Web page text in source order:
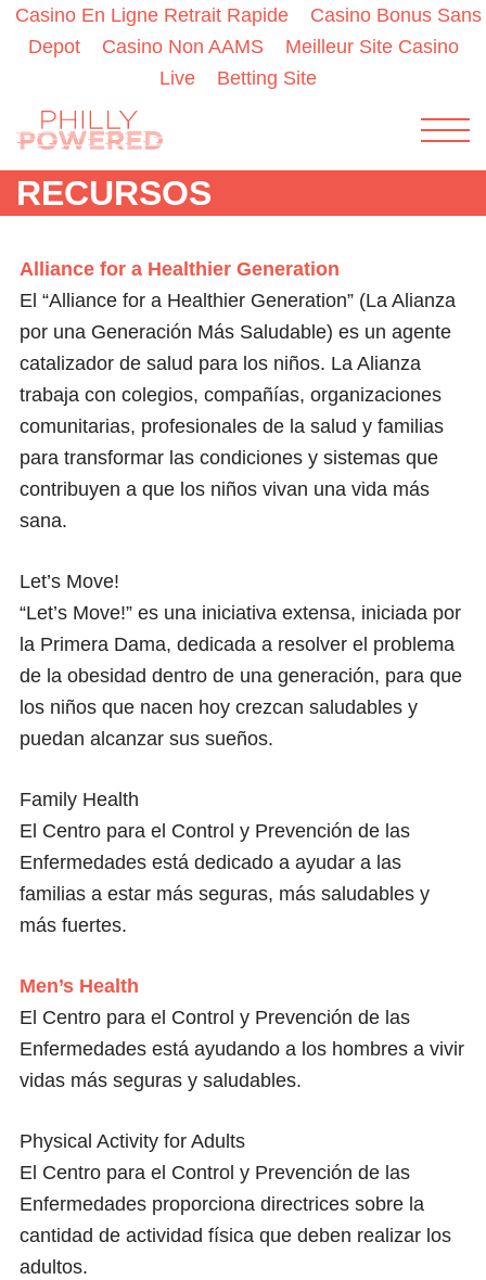
Casino En Ligne Retrait Rapide
Casino Bonus Sans
Depot
Casino Non AAMS
Meilleur Site Casino
Live
Betting Site
Menu
ENGLISH
QUIÉNES SOMOS COLABORADORES
CONTÁCTENOS
INSPÍRATE
IDEAS
ACTÍVATE
RECURSOS
Alliance for a Healthier Generation
El “Alliance for a Healthier Generation” (La Alianza
por una Generación Más Saludable) es un agente
catalizador de salud para los niños. La Alianza
trabaja con colegios, compañías, organizaciones
comunitarias, profesionales de la salud y familias
para transformar las condiciones y sistemas que
contribuyen a que los niños vivan una vida más
sana.
Let’s Move!
“Let’s Move!” es una iniciativa extensa, iniciada por
la Primera Dama, dedicada a resolver el problema
de la obesidad dentro de una generación, para que
los niños que nacen hoy crezcan saludables y
puedan alcanzar sus sueños.
Family Health
El Centro para el Control y Prevención de las
Enfermedades está dedicado a ayudar a las
familias a estar más seguras, más saludables y
más fuertes.
Men’s Health
El Centro para el Control y Prevención de las
Enfermedades está ayudando a los hombres a vivir
vidas más seguras y saludables.
Physical Activity for Adults
El Centro para el Control y Prevención de las
Enfermedades proporciona directrices sobre la
cantidad de actividad física que deben realizar los
adultos.